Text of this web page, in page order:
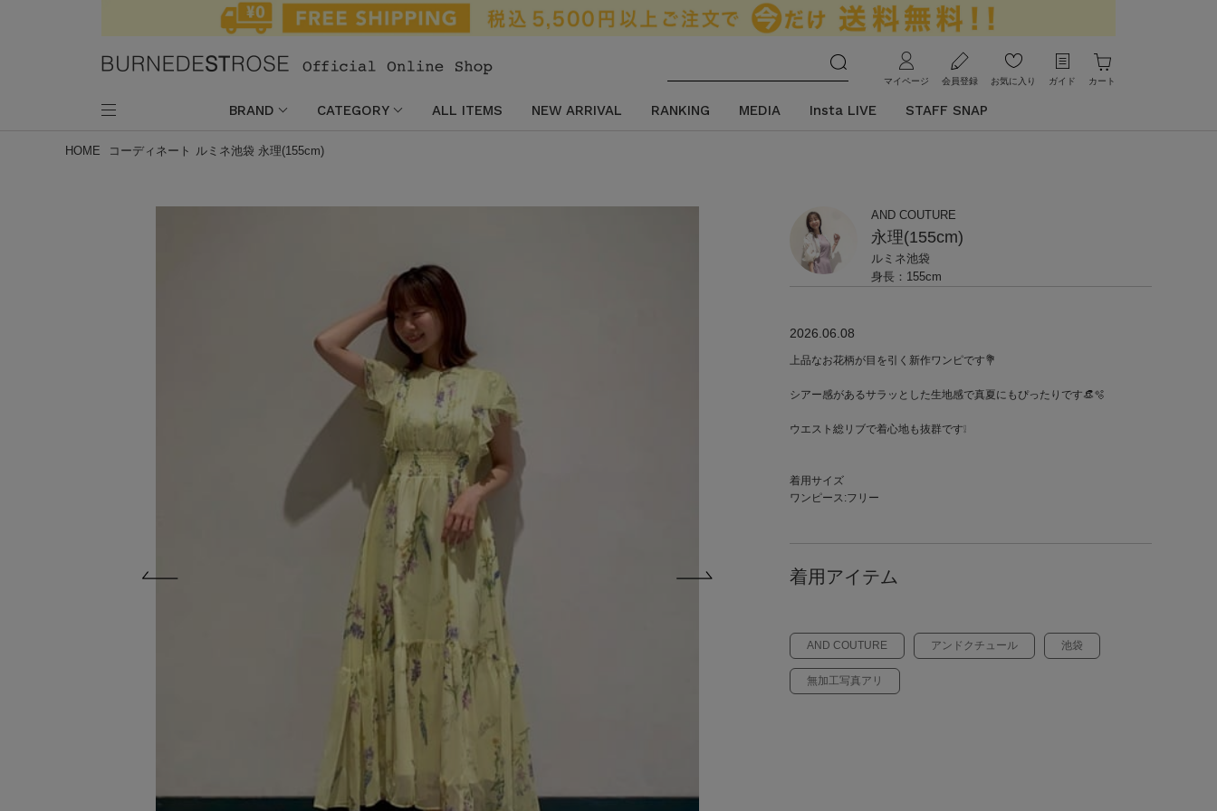
マイページ 会員登録 お気に入り ガイド カート
BRAND CATEGORY ALL ITEMS NEW ARRIVAL RANKING MEDIA Insta LIVE STAFF SNAP
HOME コーディネート ルミネ池袋 永理(155cm)
2026.06.08
AND COUTURE
ルミネ池袋
永理(155cm)
身長：155cm
上品なお花柄が目を引く新作ワンピです💐
シアー感があるサラッとした生地感で真夏にもぴったりです👒🫧
ウエスト総リブで着心地も抜群です❕
着用サイズ
ワンピース:フリー
AND COUTURE アンドクチュール 池袋
無加工写真アリ
着用アイテム